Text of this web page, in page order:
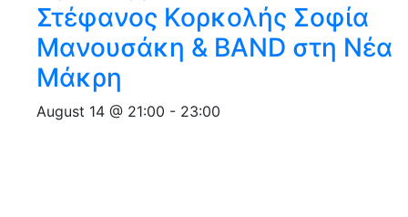
Στέφανος Κορκολής Σοφία
Μανουσάκη & BAND στη Νέα
Μάκρη
August 14 @ 21:00 - 23:00